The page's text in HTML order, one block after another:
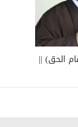
الحق) ||